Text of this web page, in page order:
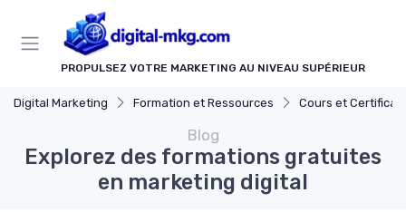
PROPULSEZ VOTRE MARKETING AU NIVEAU SUPÉRIEUR
Digital Marketing Formation et Ressources Cours et Certifications en
Blog
Explorez des formations gratuites
en marketing digital
Panneau de gestion des cookies